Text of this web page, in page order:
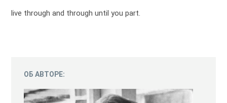
live through and through until you part.
ОБ АВТОРЕ: